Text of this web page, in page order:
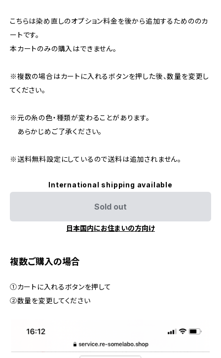
こちらは染め直しのオプション料金を後から追加するためののカ
ートです。
本カートのみの購入はできません。
※複数の場合はカートに入れるボタンを押した後、数量を変更し
てください。
※元の糸の色・種類が変わることがあります。
あらかじめご了承ください。
※送料無料設定にしているので送料は追加されません。
International shipping available
Sold out
日本国内にお住まいの方向け
複数ご購入の場合
①カートに入れるボタンを押して
②数量を変更してください